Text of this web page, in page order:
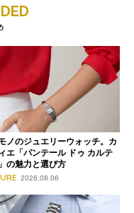
ノのジュエリーウォッチ。カ
エ「パンテール ドゥ カルテ
の魅力と選び方
2026.08.06